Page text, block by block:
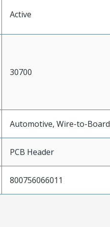
Active
30700
Automotive, Wire-to-Board
PCB Header
800756066011